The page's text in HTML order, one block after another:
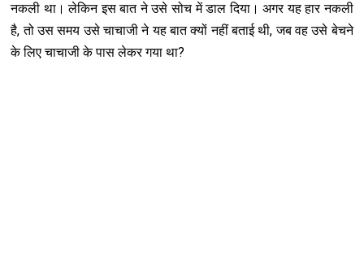
नकली था। लेकिन इस बात ने उसे सोच में डाल दिया। अगर यह हार नकली
है, तो उस समय उसे चाचाजी ने यह बात क्यों नहीं बताई थी, जब वह उसे बेचने
के लिए चाचाजी के पास लेकर गया था?